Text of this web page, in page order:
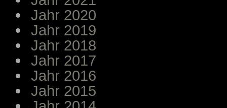
Jahr 2020
Jahr 2019
Jahr 2018
Jahr 2017
Jahr 2016
Jahr 2015